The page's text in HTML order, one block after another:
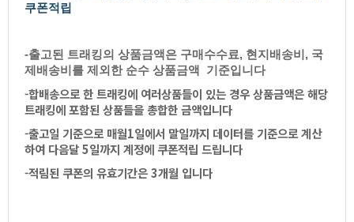
쿠폰적립
-출고된트래킹의상품금액은구매수수료,현지배송비,국
제배송비를제외한순수상품금액기준입니다
-합배송으로한트래킹에여러상품들이있는경우상품금액은해당
트래킹에포함된상품들을총합한금액입니다
-출고일기준으로매월1일에서말일까지데이터를기준으로계산
하여다음달5일까지계정에쿠폰적립드립니다
-적림된쿠폰의유효기간은3개월입니다